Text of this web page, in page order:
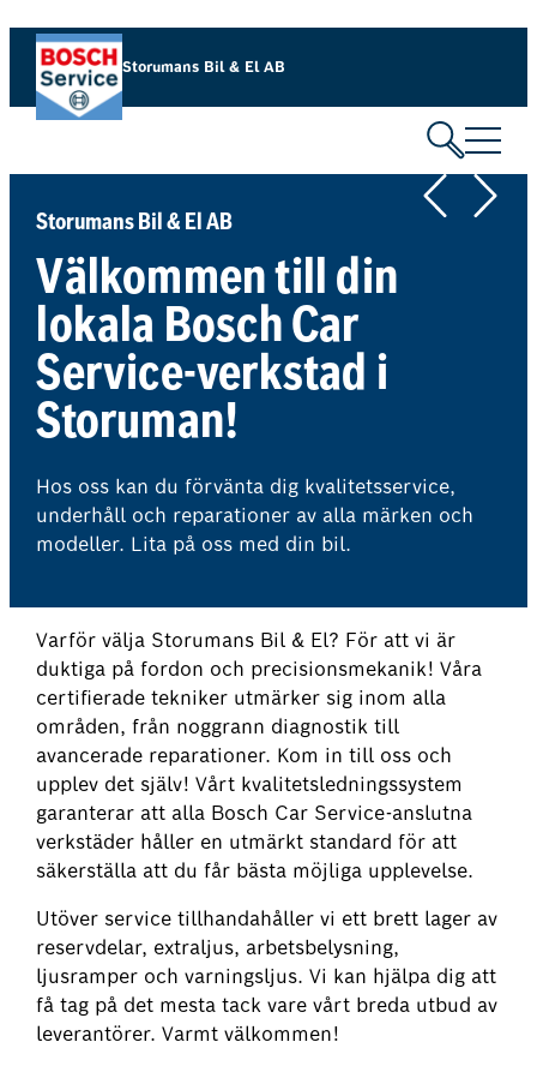
Hoppa
innehåll
Storumans Bil & El AB
Storumans Bil & El AB
Välkommen till din
lokala Bosch Car
Service-verkstad i
Storuman!
Hos oss kan du förvänta dig kvalitetsservice,
underhåll och reparationer av alla märken och
modeller. Lita på oss med din bil.
Varför välja Storumans Bil & El? För att vi är
duktiga på fordon och precisionsmekanik! Våra
certifierade tekniker utmärker sig inom alla
områden, från noggrann diagnostik till
avancerade reparationer. Kom in till oss och
upplev det själv! Vårt kvalitetsledningssystem
garanterar att alla Bosch Car Service-anslutna
verkstäder håller en utmärkt standard för att
säkerställa att du får bästa möjliga upplevelse.
Utöver service tillhandahåller vi ett brett lager av
reservdelar, extraljus, arbetsbelysning,
ljusramper och varningsljus. Vi kan hjälpa dig att
få tag på det mesta tack vare vårt breda utbud av
leverantörer. Varmt välkommen!